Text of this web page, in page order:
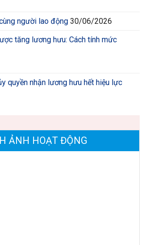
người lao động 30/06/2026
tăng lương hưu: Cách tính mức
quyền nhận lương hưu hết hiệu lực
ẢNH HOẠT ĐỘNG